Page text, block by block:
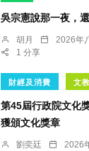
吳宗憲說那一夜，
胡月 2026年
1 分享
財經及消費 文教
第45屆行政院文化
獲頒文化獎章
劉奕廷 2026